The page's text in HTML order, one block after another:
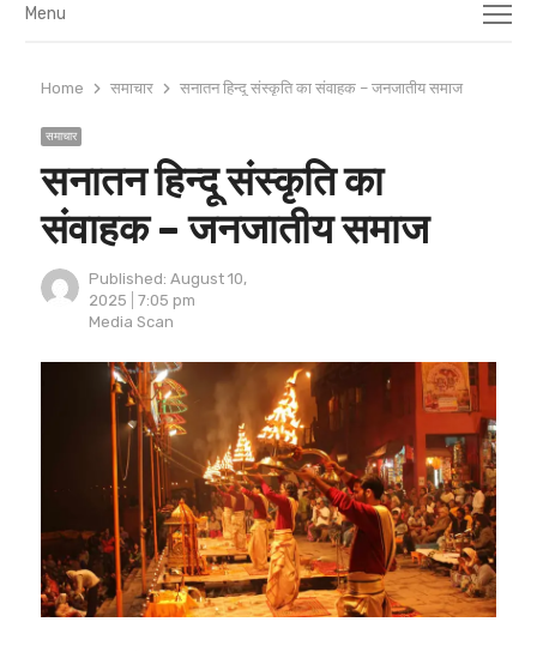
Menu
Menu
Home समाचार सनातन हिन्दू संस्कृति का संवाहक – जनजातीय समाज
समाचार
सनातन हिन्दू संस्कृति का
संवाहक – जनजातीय समाज
Published: August 10,
2025
7:05 pm
Author
Media Scan